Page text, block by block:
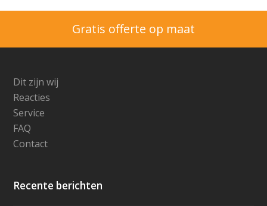
Gratis offerte op maat
Dit zijn wij
Reacties
Service
FAQ
Contact
Recente berichten